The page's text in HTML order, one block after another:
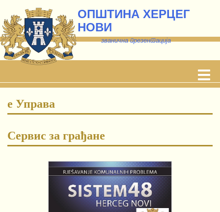
ОПШТИНА ХЕРЦЕГ
НОВИ
званична презентација
е Управа
Сервис за грађане